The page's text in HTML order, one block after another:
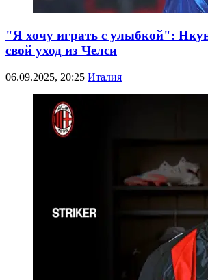
"Я хочу играть с улыбкой":
свой уход из Челси
06.09.2025, 20:25 Италия